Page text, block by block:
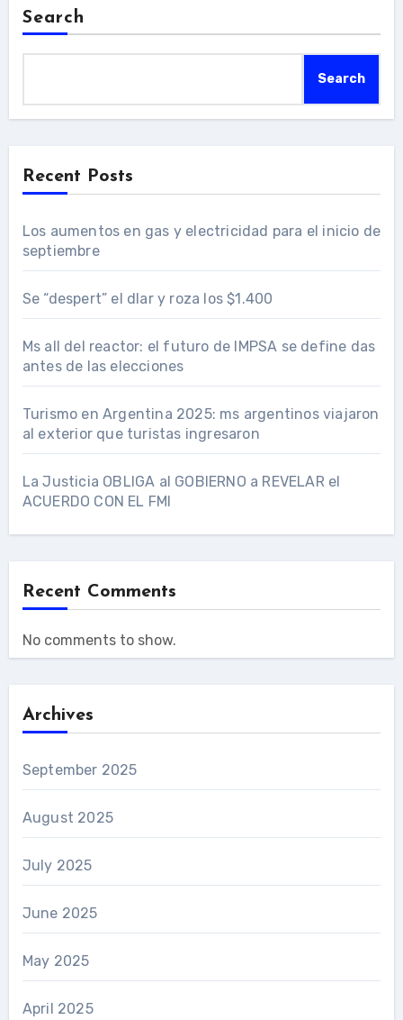
Search
Search
Recent Posts
Los aumentos en gas y electricidad para el inicio de
septiembre
Se “despert” el dlar y roza los $1.400
Ms all del reactor: el futuro de IMPSA se define das
antes de las elecciones
Turismo en Argentina 2025: ms argentinos viajaron
al exterior que turistas ingresaron
La Justicia OBLIGA al GOBIERNO a REVELAR el
ACUERDO CON EL FMI
Recent Comments
No comments to show.
Archives
September 2025
August 2025
July 2025
June 2025
May 2025
April 2025